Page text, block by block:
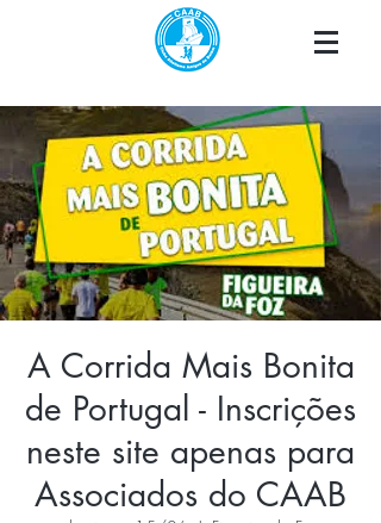
A Corrida Mais Bonita
de Portugal - Inscrições
neste site apenas para
Associados do CAAB